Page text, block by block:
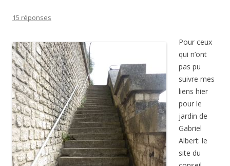
15 réponses
Pour ceux
qui n’ont
pas pu
suivre mes
liens hier
pour le
jardin de
Gabriel
Albert: le
site du